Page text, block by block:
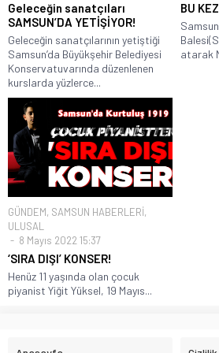
Geleceğin sanatçıları
SAMSUN’DA YETİŞİYOR!
Geleceğin sanatçılarının yetiştiği
Samsun’da Büyükşehir Belediyesi
Konservatuvarında düzenlenen
kurslarda yüzlerce...
BU
atarak
GÜNDEM, SAMSUN HABERLERİ,
ULUSAL
8 Mayıs 2022 15:37
‘SIRA DIŞI’ KONSER!
Henüz 11 yaşında olan çocuk
piyanist Yiğit Yüksel, 19 Mayıs...